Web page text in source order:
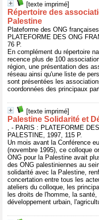
[texte imprimé]
Répertoire des
Palestine
Plateforme des ONG
PLATEFORME DES ONG
76 P.
En complément du répertoire
recence plus de 100
région, une présentation des
réseau ainsi qu'une liste de
sont présentées les
coordonnées des principaux
[texte imprimé]
Palestine Solidarité et
, - PARIS : PLATEFORME
PALESTINE, 1997, 115 P.
Un mois avant la Conférence
(novembre 1995), ce colloque
ONG pour la Palestine avait
des ONG palestiniennes au
solidarité avec la Palestine,
concertation entre tous les
ateliers du colloque, les
les droits de l'homme, la
développement urbain,